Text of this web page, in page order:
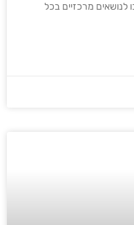
לנושאים מרכזיים בכל